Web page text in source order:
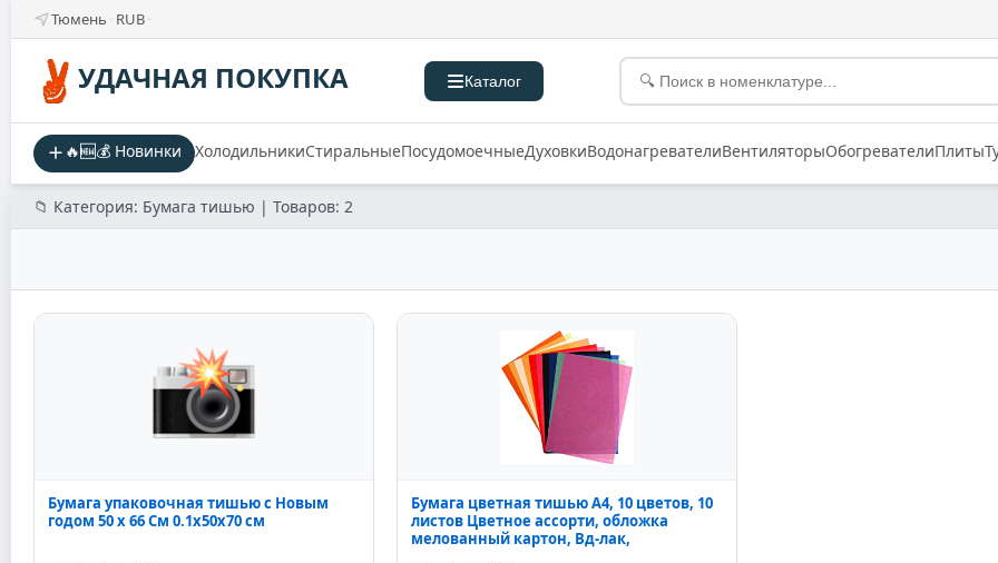
Тюмень RUB
УДАЧНАЯ ПОКУПКА Каталог
🔥🆕💰 Новинки ХолодильникиСтиральныеПосудомоечныеДуховкиВодонагревателиВентиляторыОбогревателиПлиты
📁 Категория: Бумага тишью | Товаров: 2
Бумага упаковочная тишью с Новым
годом 50 х 66 См 0.1x50x70 см
Бумага цветная тишью А4, 10 цветов, 10
листов Цветное ассорти, обложка
мелованный картон, Вд-лак,